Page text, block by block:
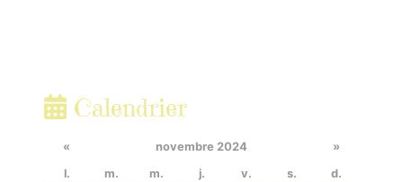
Calendrier
« novembre 2024
»
l.
m. m. j. v. s. d.